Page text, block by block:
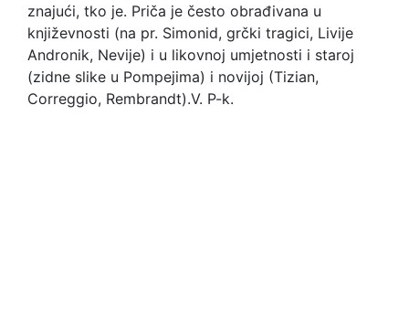
znajući, tko je. Priča je često obrađivana u
književnosti (na pr. Simonid, grčki tragici, Livije
Andronik, Nevije) i u likovnoj umjetnosti i staroj
(zidne slike u Pompejima) i novijoj (Tizian,
Correggio, Rembrandt).V. P-k.